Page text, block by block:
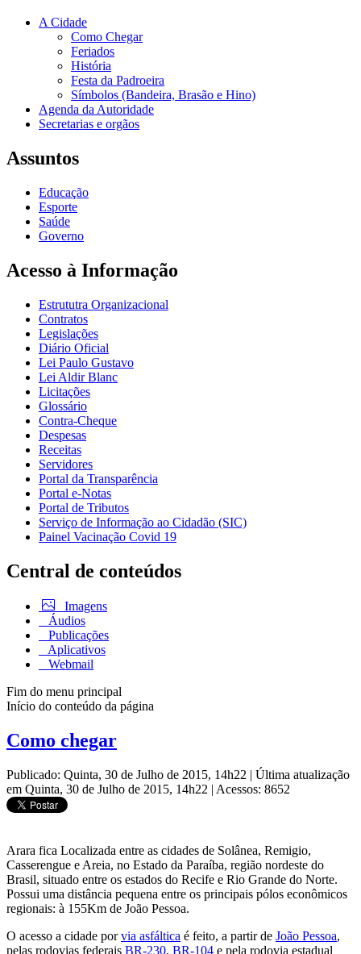
A Cidade
Como Chegar
Feriados
História
Festa da Padroeira
Símbolos (Bandeira, Brasão e Hino)
Agenda da Autoridade
Secretarias e orgãos
Assuntos
Educação
Esporte
Saúde
Governo
Acesso à Informação
Estrututra Organizacional
Contratos
Legislações
Diário Oficial
Lei Paulo Gustavo
Lei Aldir Blanc
Licitações
Glossário
Contra-Cheque
Despesas
Receitas
Servidores
Portal da Transparência
Portal e-Notas
Portal de Tributos
Serviço de Informação ao Cidadão (SIC)
Painel Vacinação Covid 19
Central de conteúdos
Imagens
Áudios
Publicações
Aplicativos
Webmail
Fim do menu principal
Início do conteúdo da página
Como chegar
Publicado: Quinta, 30 de Julho de 2015, 14h22 | Última atualização
em Quinta, 30 de Julho de 2015, 14h22 | Acessos: 8652
Arara fica Localizada entre as cidades de Solânea, Remigio,
Casserengue e Areia, no Estado da Paraíba, região nordeste do
Brasil, situado entre os estados do Recife e Rio Grande do Norte.
Possui uma distância pequena entre os principais pólos econômicos
regionais: à 155Km de João Pessoa.
O acesso a cidade porvia asfáltica é feito, a partir de João Pessoa,
pelas rodovias federais BR-230, BR-104 e pela rodovia estadual